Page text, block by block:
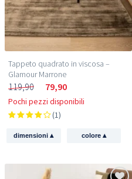
Tappeto quadrato in viscosa –
Glamour Marrone
119,90 79,90
Pochi pezzi disponibili
(1)
dimensioni▴ colore ▴